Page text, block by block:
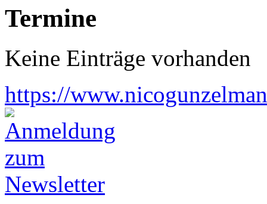
Termine
Keine Einträge vorhanden
https://